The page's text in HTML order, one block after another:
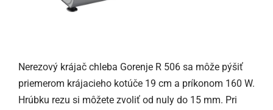
Nerezový krájač chleba Gorenje R 506 sa môže pýšiť
priemerom krájacieho kotúče 19 cm a príkonom 160 W.
Hrúbku rezu si môžete zvoliť od nuly do 15 mm. Pri